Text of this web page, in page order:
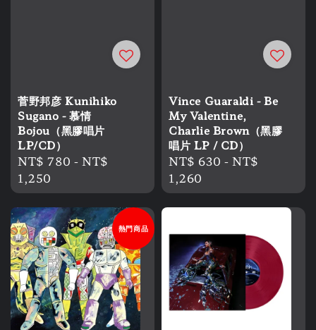
菅野邦彦 Kunihiko
Sugano - 慕情
Bojou（黑膠唱片
LP/CD）
Regular
price
NT$ 780 -NT$
1,250
Vince Guaraldi - Be
My Valentine,
Charlie Brown（黑膠
唱片 LP / CD）
Regular
price
NT$ 630 -NT$
1,260
熱門商品